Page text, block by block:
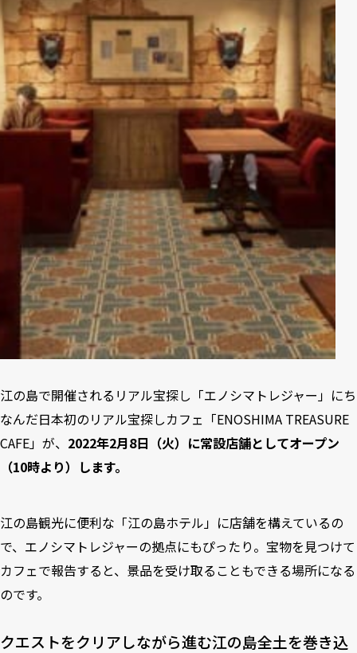
江の島で開催されるリアル宝探し「エノシマトレジャー」にち
なんだ日本初のリアル宝探しカフェ「ENOSHIMA TREASURE
CAFE」が、 2022年2月8日（火）に常設店舗としてオープン
（10時より）します。
江の島観光に便利な「江の島ホテル」に店舗を構えているの
で、エノシマトレジャーの拠点にもぴったり。宝物を見つけて
カフェで報告すると、景品を受け取ることもできる場所になる
のです。
クエストをクリアしながら進む江の島全土を巻き込